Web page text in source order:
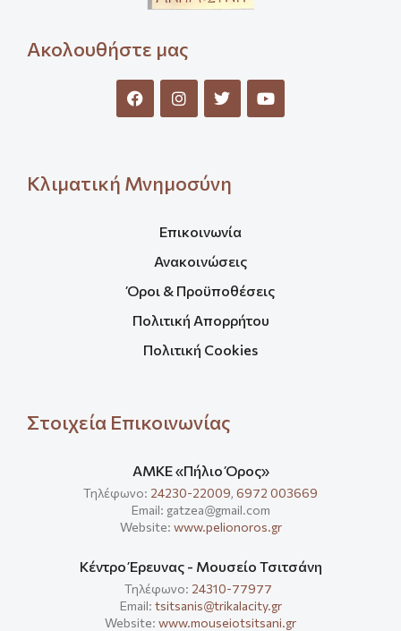
Ακολουθήστε μας
Κλιματική Μνημοσύνη
Επικοινωνία
Ανακοινώσεις
Όροι & Προϋποθέσεις
Πολιτική Απορρήτου
Πολιτική Cookies
Στοιχεία Επικοινωνίας
ΑΜΚΕ «Πήλιο Όρος»
Τηλέφωνο: 24230-22009, 6972 003669
Email: gatzea@gmail.com
Website: www.pelionoros.gr
Κέντρο Έρευνας - Μουσείο Τσιτσάνη
Τηλέφωνο: 24310-77977
Email: tsitsanis@trikalacity.gr
Website: www.mouseiotsitsani.gr